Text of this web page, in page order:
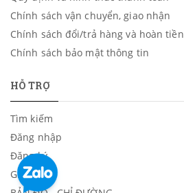
Chính sách vận chuyển, giao nhận
Chính sách đổi/trả hàng và hoàn tiền
Chính sách bảo mật thông tin
HỖ TRỢ
Tìm kiếm
Đăng nhập
Đăng ký
Giỏ hàng